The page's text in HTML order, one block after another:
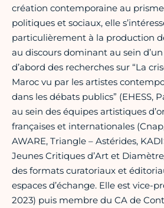
création contemporaine au
politiques et sociaux, elle
particulièrement à la production
au discours dominant au sein
d’abord des recherches sur “La
Maroc vu par les artistes
dans les débats publics” (EHESS,
au sein des équipes artistiques
françaises et internationales
AWARE, Triangle – Astérides,
Jeunes Critiques d’Art et
des formats curatoriaux et
espaces d’échange. Elle est vice-
2023) puis membre du CA de